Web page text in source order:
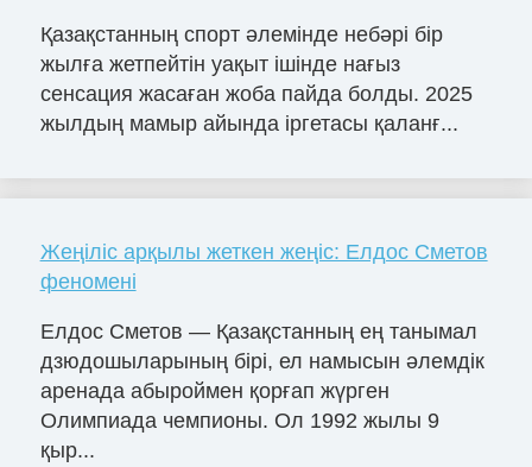
Қазақстанның спорт әлемінде небәрі бір
жылға жетпейтін уақыт ішінде нағыз
сенсация жасаған жоба пайда болды. 2025
жылдың мамыр айында іргетасы қаланғ...
Жеңіліс арқылы жеткен жеңіс: Елдос Сметов
феномені
Елдос Сметов — Қазақстанның ең танымал
дзюдошыларының бірі, ел намысын әлемдік
аренада абыроймен қорғап жүрген
Олимпиада чемпионы. Ол 1992 жылы 9
қыр...